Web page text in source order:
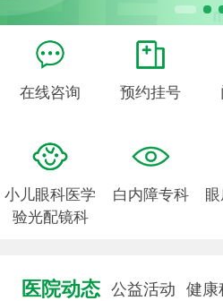
在线咨询 预约挂号
小儿眼科医学
验光配镜科
白内障专科
医院动态 公益活动 健康